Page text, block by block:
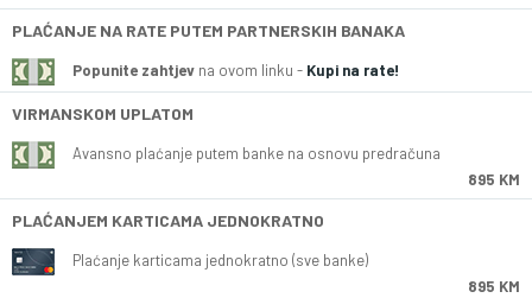
PLAĆANJE NA RATE PUTEM PARTNERSKIH BANAKA
Popunite zahtjev na ovom linku - Kupi na rate!
VIRMANSKOM UPLATOM
Avansno plaćanje putem banke na osnovu predračuna
895 KM
PLAĆANJEM KARTICAMA JEDNOKRATNO
Plaćanje karticama jednokratno (sve banke)
895 KM